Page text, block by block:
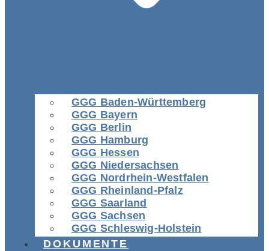
GGG Baden-Württemberg
GGG Bayern
GGG Berlin
GGG Hamburg
GGG Hessen
GGG Niedersachsen
GGG Nordrhein-Westfalen
GGG Rheinland-Pfalz
GGG Saarland
GGG Sachsen
GGG Schleswig-Holstein
DOKUMENTE